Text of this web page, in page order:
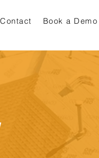
Contact Book a Demo